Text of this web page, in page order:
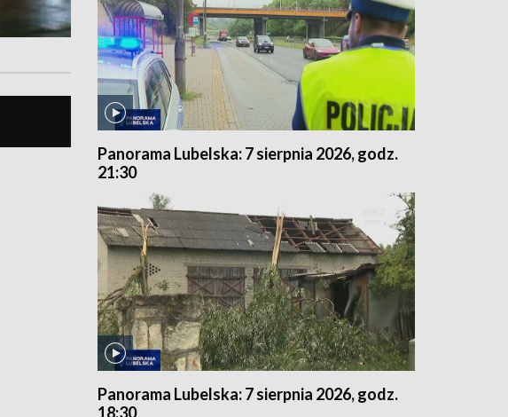
Panorama Lubelska: 7 sierpnia 2026, godz.
21:30
Panorama Lubelska: 7 sierpnia 2026, godz.
18:30